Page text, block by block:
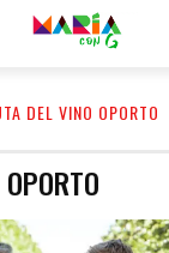
DEL VINO OPORTO